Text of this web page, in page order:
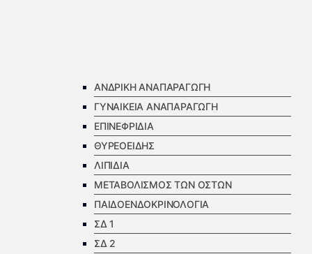
ΑΝΔΡΙΚΗ ΑΝΑΠΑΡΑΓΩΓΗ
ΓΥΝΑΙΚΕΙΑ ΑΝΑΠΑΡΑΓΩΓΗ
ΕΠΙΝΕΦΡΙΔΙΑ
ΘΥΡΕΟΕΙΔΗΣ
ΛΙΠΙΔΙΑ
ΜΕΤΑΒΟΛΙΣΜΟΣ ΤΩΝ ΟΣΤΩΝ
ΠΑΙΔΟΕΝΔΟΚΡΙΝΟΛΟΓΙΑ
ΣΔ 1
ΣΔ 2